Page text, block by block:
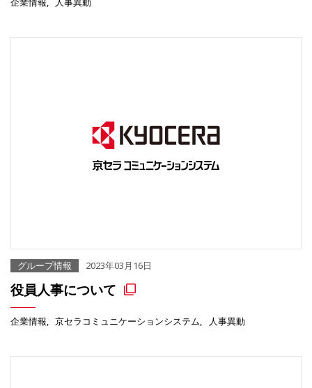
グループ情報 2023年03月16日
役員人事について
企業情報 京セラコミュニケーションシステム 人事異動